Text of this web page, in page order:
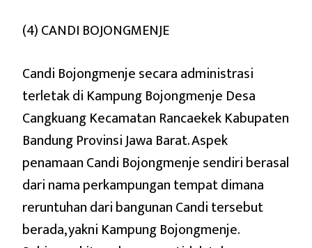
(4) CANDI BOJONGMENJE
Candi Bojongmenje secara administrasi
terletak di Kampung Bojongmenje Desa
Cangkuang Kecamatan Rancaekek Kabupaten
Bandung Provinsi Jawa Barat. Aspek
penamaan Candi Bojongmenje sendiri berasal
dari nama perkampungan tempat dimana
reruntuhan dari bangunan Candi tersebut
berada, yakni Kampung Bojongmenje.